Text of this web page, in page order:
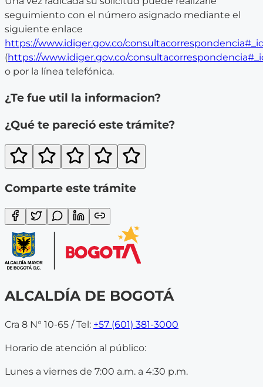
seguimiento con el número asignado mediante el
siguiente enlace
https://www.idiger.gov.co/
(https://www.idiger.gov.co/
o por la línea telefónica.
¿Te fue util la informacion?
¿Qué te pareció este trámite?
Comparte este trámite
ALCALDÍA DE BOGOTÁ
Cra 8 N° 10-65 / Tel: +57 (601) 381-3000
Horario de atención al público:
Lunes a viernes de 7:00 a.m. a 4:30 p.m.